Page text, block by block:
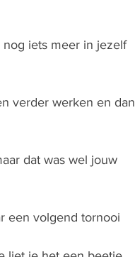
nog iets meer in jezelf
verder werken en dan
dat was wel jouw
een volgend tornooi